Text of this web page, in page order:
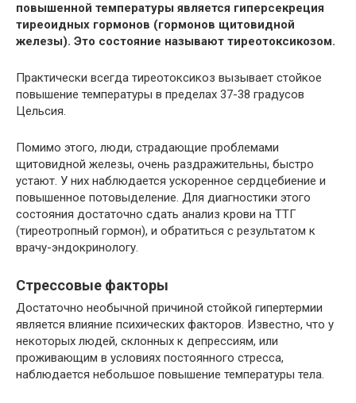
повышенной температуры является гиперсекреция
тиреоидных гормонов (гормонов щитовидной
железы). Это состояние называют тиреотоксикозом.
Практически всегда тиреотоксикоз вызывает стойкое
повышение температуры в пределах 37-38 градусов
Цельсия.
Помимо этого, люди, страдающие проблемами
щитовидной железы, очень раздражительны, быстро
устают. У них наблюдается ускоренное сердцебиение и
повышенное потовыделение. Для диагностики этого
состояния достаточно сдать анализ крови на ТТГ
(тиреотропный гормон), и обратиться с результатом к
врачу-эндокринологу.
Стрессовые факторы
Достаточно необычной причиной стойкой гипертермии
является влияние психических факторов. Известно, что у
некоторых людей, склонных к депрессиям, или
проживающим в условиях постоянного стресса,
наблюдается небольшое повышение температуры тела.